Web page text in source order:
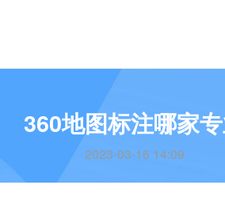
360地图标注哪家
2023-03-16 14:09